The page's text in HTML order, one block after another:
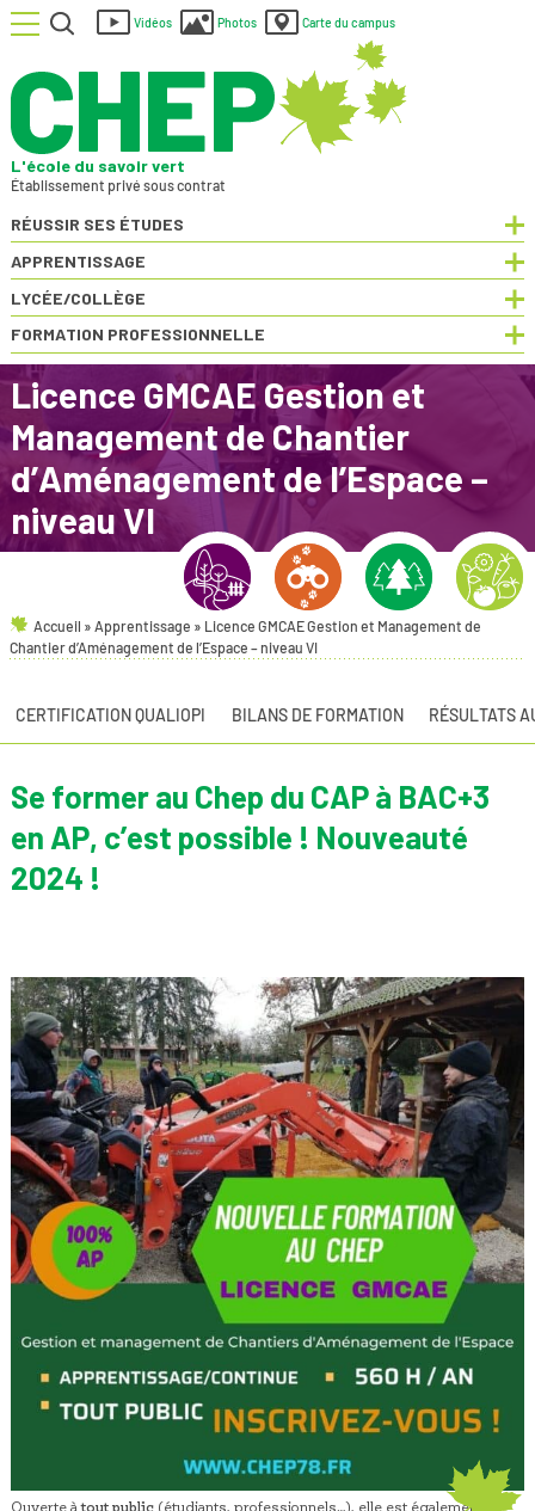
Menu Rechercher
Vidéos Photos Carte du campus
L'école du savoir vert
Établissement privé sous contrat
RÉUSSIR SES ÉTUDES
APPRENTISSAGE
- ACTIF
LYCÉE/COLLÈGE
FORMATION PROFESSIONNELLE
Licence GMCAE Gestion et
Management de Chantier
d’Aménagement de l’Espace –
niveau VI
AMÉNAGEMENTS PAYSAGERS
NATURE & ENVIRONNEMENT
FORÊT
Accueil »Apprentissage » Licence GMCAE Gestion et Management de
Chantier d’Aménagement de l’Espace – niveau VI
CERTIFICATION QUALIOPI BILANS DE FORMATION RÉSULTATS
Se former au Chep du CAP à BAC+3
en AP, c’est possible ! Nouveauté
2024 !
Ouverte àtout public(étudiants, professionnels…), elle est également